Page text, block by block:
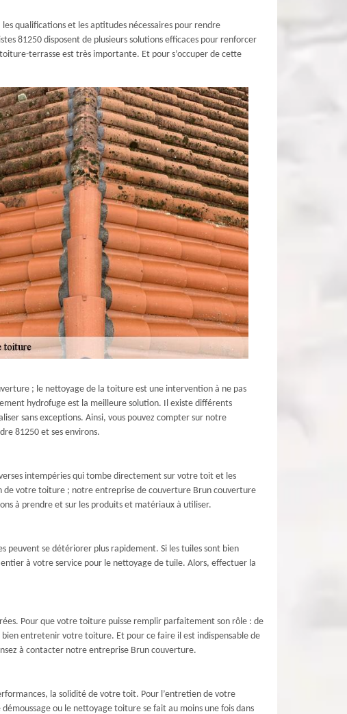
qualifications et les aptitudes nécessaires pour rendre
81250 disposent de plusieurs solutions efficaces pour renforcer
terrasse est très importante. Et pour s’occuper de cette
; le nettoyage de la toiture est une intervention à ne pas
hydrofuge est la meilleure solution. Il existe différents
sans exceptions. Ainsi, vous pouvez compter sur notre
81250 et ses environs.
intempéries qui tombe directement sur votre toit et les
de votre toiture ; notre entreprise de couverture Brun couverture
à prendre et sur les produits et matériaux à utiliser.
peuvent se détériorer plus rapidement. Si les tuiles sont bien
à votre service pour le nettoyage de tuile. Alors, effectuer la
Pour que votre toiture puisse remplir parfaitement son rôle : de
entretenir votre toiture. Et pour ce faire il est indispensable de
à contacter notre entreprise Brun couverture.
la solidité de votre toit. Pour l’entretien de votre
ou le nettoyage toiture se fait au moins une fois dans